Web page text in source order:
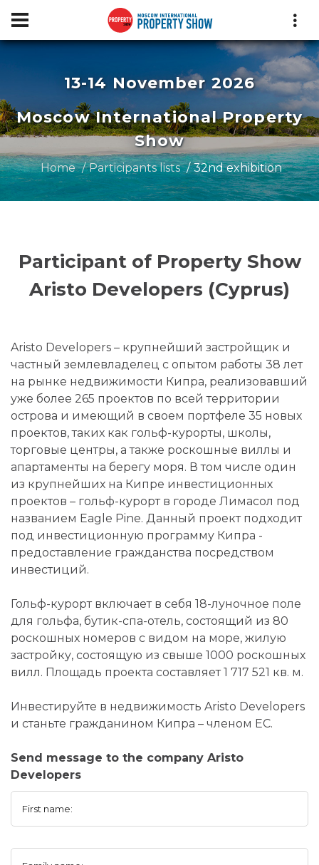
13-14 November 2026
Moscow International Property
Show
Home Participants lists 32nd exhibition
Participant of Property Show
Aristo Developers (Cyprus)
Aristo Developers – крупнейший застройщик и
частный землевладелец с опытом работы 38 лет
на рынке недвижимости Кипра, реализовавший
уже более 265 проектов по всей территории
острова и имеющий в своем портфеле 35 новых
проектов, таких как гольф-курорты, школы,
торговые центры, а также роскошные виллы и
апартаменты на берегу моря. В том числе один
из крупнейших на Кипре инвестиционных
проектов – гольф-курорт в городе Лимасол под
названием Eagle Pine. Данный проект подходит
под инвестиционную программу Кипра -
предоставление гражданства посредством
инвестиций.
Гольф-курорт включает в себя 18-луночное поле
для гольфа, бутик-спа-отель, состоящий из 80
роскошных номеров с видом на море, жилую
застройку, состоящую из свыше 1000 роскошных
вилл. Площадь проекта составляет 1 717 521 кв. м.
Инвестируйте в недвижимость Aristo Developers
и станьте гражданином Кипра – членом ЕС.
Send message to the company Aristo
Developers
First name: